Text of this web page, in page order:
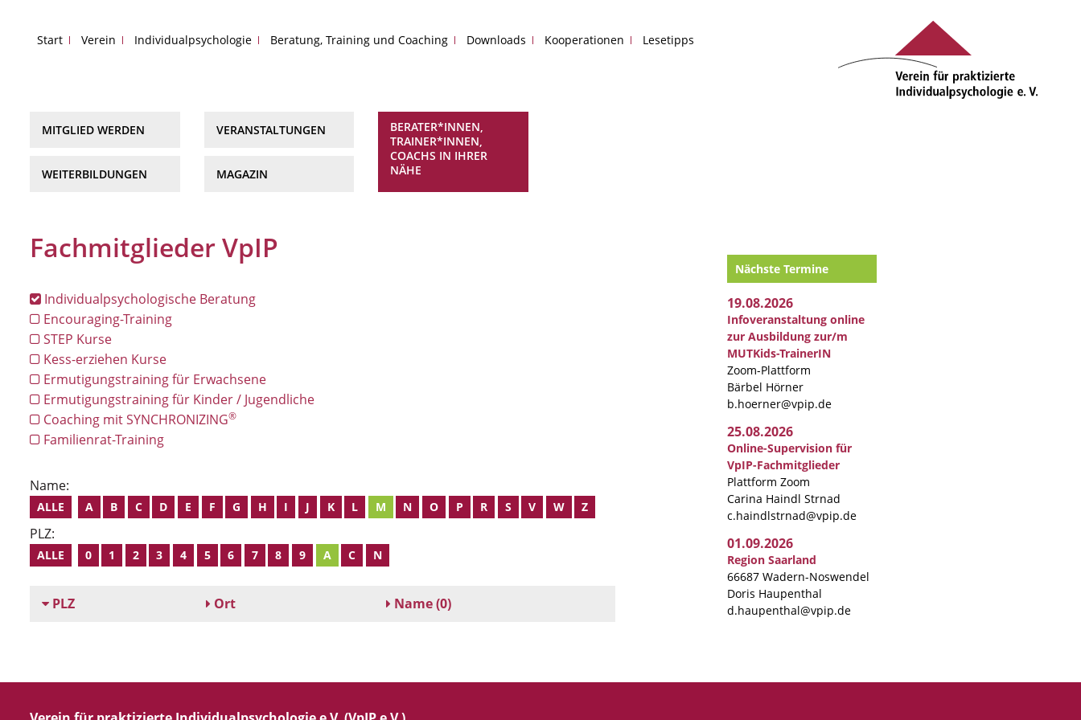
Start Verein Individualpsychologie Beratung, Training und Coaching Downloads Kooperationen Lesetipps
MITGLIED WERDEN
WEITERBILDUNGEN
VERANSTALTUNGEN
MAGAZIN
BERATER*INNEN,
TRAINER*INNEN,
COACHS IN IHRER
NÄHE
Fachmitglieder VpIP
Individualpsychologische Beratung
Encouraging-Training
STEP Kurse
Kess-erziehen Kurse
Ermutigungstraining für Erwachsene
Ermutigungstraining für Kinder / Jugendliche
Coaching mit SYNCHRONIZING®
Familienrat-Training
Name:
ALLE A B C D E F G H I J K L M N O P R S V W Z
PLZ:
ALLE 0 1 2 3 4 5 6 7 8 9 A C N
PLZ Ort Name(0)
Nächste Termine
19.08.2026
Infoveranstaltung online
zur Ausbildung zur/m
MUTKids-TrainerIN
Zoom-Plattform
Bärbel Hörner
b.hoerner@vpip.de
25.08.2026
Online-Supervision für
VpIP-Fachmitglieder
Plattform Zoom
Carina Haindl Strnad
c.haindlstrnad@vpip.de
01.09.2026
Region Saarland
66687 Wadern-Noswendel
Doris Haupenthal
d.haupenthal@vpip.de